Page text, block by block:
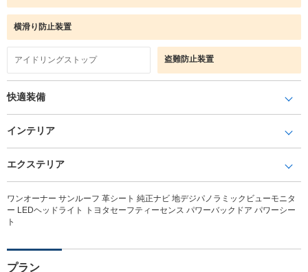
横滑り防止装置
アイドリングストップ 盗難防止装置
快適装備
インテリア
エクステリア
ワンオーナー サンルーフ 革シート 純正ナビ 地デジパノラミックビューモニタ
ー LEDヘッドライト トヨタセーフティーセンス パワーバックドア パワーシー
ト
プラン